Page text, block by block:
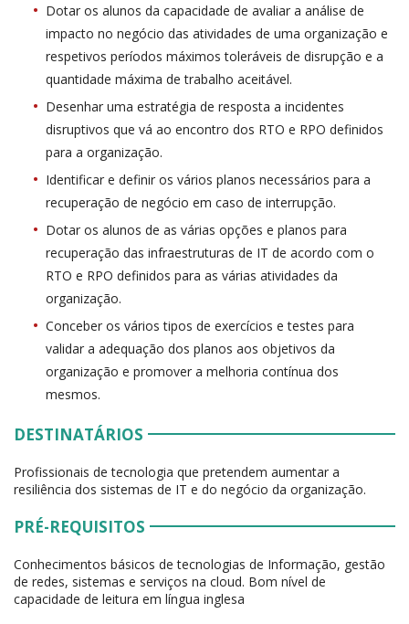
Dotar os alunos da capacidade de avaliar a análise de
impacto no negócio das atividades de uma organização e
respetivos períodos máximos toleráveis de disrupção e a
quantidade máxima de trabalho aceitável.
Desenhar uma estratégia de resposta a incidentes
disruptivos que vá ao encontro dos RTO e RPO definidos
para a organização.
Identificar e definir os vários planos necessários para a
recuperação de negócio em caso de interrupção.
Dotar os alunos de as várias opções e planos para
recuperação das infraestruturas de IT de acordo com o
RTO e RPO definidos para as várias atividades da
organização.
Conceber os vários tipos de exercícios e testes para
validar a adequação dos planos aos objetivos da
organização e promover a melhoria contínua dos
mesmos.
DESTINATÁRIOS
Profissionais de tecnologia que pretendem aumentar a
resiliência dos sistemas de IT e do negócio da organização.
PRÉ-REQUISITOS
Conhecimentos básicos de tecnologias de Informação, gestão
de redes, sistemas e serviços na cloud. Bom nível de
capacidade de leitura em língua inglesa